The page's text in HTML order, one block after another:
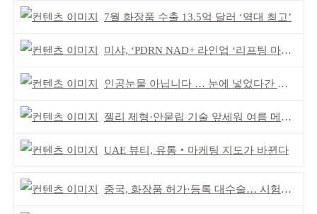
7월 화장품 수출 13.5억 달러 ‘역대 최고’
미샤, ‘PDRN NAD+ 라인업 ‘리프팅 마스크’ 출시
인공눈물 아닙니다 … 눈에 넣었다간 각막 손상
젤리 제형·안묻립 기술 앞세워 여름 메이크업 시장 공략
UAE 뷰티, 유통‧마케팅 지도가 바뀐다
중국, 화장품 허가·등록 대수술… 시험자료 공용 허용